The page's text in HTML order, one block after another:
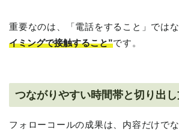
重要なのは、「電話をすること」ではな
イミングで接触すること”です。
つながりやすい時間帯と切り出
フォローコールの成果は、内容だけで